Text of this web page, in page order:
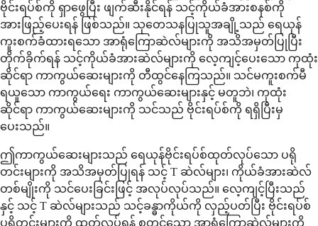
ဗိုင်းရပ်စ်ကို ရှာဖွေပြီး ဖျက်ဆီးနိုင်ရန် သင့်ကိုယ်ခံအားစနစ်ကို
အားဖြည့်ပေးရန် ဖြစ်သည်။ သုတေသနပြုသူအချို့သည် ရေယုန်
ကူးစက်ခံထားရသော အာရုံကြောဆဲလ်များကို အသိအမှတ်ပြုပြီး
တိုက်ခိုက်ရန် သင့်ကိုယ်ခံအားဆဲလ်များကို လေ့ကျင့်ပေးသော ကုထုံး
ဆိုင်ရာ ကာကွယ်ဆေးများကို တီထွင်နေကြသည်။ သင်မကူးစက်မီ
ရယူသော ကာကွယ်ရေး ကာကွယ်ဆေးများနှင့် မတူဘဲ၊ ကုထုံး
ဆိုင်ရာ ကာကွယ်ဆေးများကို သင်သည် ဗိုင်းရပ်စ်ကို ရရှိပြီးမှ
ပေးသည်။
ဤကာကွယ်ဆေးများသည် ရေယုန်ဗိုင်းရပ်စ်ထုတ်လုပ်သော ပရို
တင်းများကို အသိအမှတ်ပြုရန် သင့် T ဆဲလ်များ၊ ကိုယ်ခံအားဆဲလ်
တစ်မျိုးကို သင်ပေးခြင်းဖြင့် အလုပ်လုပ်သည်။ လေ့ကျင့်ပြီးသည်
နှင့် သင့် T ဆဲလ်များသည် သင့်ခန္ဓာကိုယ်ကို လှည့်ပတ်ပြီး ဗိုင်းရပ်စ်
ပရိုတင်းများကို ထုတ်လုပ်ရန် စတင်သော အာရုံကြောဆဲလ်များကို